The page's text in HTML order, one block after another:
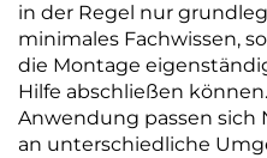
in der Regel nur
minimales Fachwissen,
die Montage
Hilfe abschließen
Anwendung passen sich
an unterschiedliche